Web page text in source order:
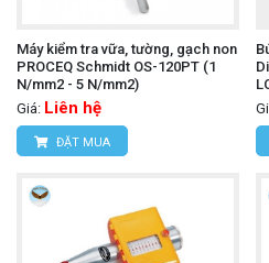
Máy kiểm tra vữa, tường, gạch non
PROCEQ Schmidt OS-120PT (1
N/mm2 - 5 N/mm2)
Giá: Liên hệ
ĐẶT MUA